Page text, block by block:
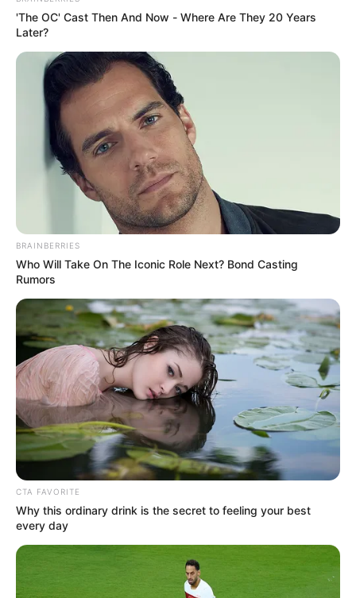
CUNDINAMARCA
parche y hoy la producción
no se detiene
PROTESTAS
¡Se acabo el tire y afloje!
Levantan huelga en la
de protestas
CARGAR MÁS
TEMAS DESTACADOS
EMERGENCIAS POR LLUVIAS
FUERTES LLUVIAS
VIA AL LLANO
LIGA BETPLAY
METRO DE MEDELLÍN
CORTES DE LUZ
FENÓMENO DEL NIÑO
'The OC' Cast Then And Now - Where Are They 20 Years
Later?
BRAINBERRIES
Who Will Take On The Iconic Role Next? Bond Casting
Rumors
CTA FAVORITE
Why this ordinary drink is the secret to feeling your best
every day